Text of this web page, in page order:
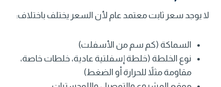
لا يوجد سعر ثابت معتمد عام لأن السعر يختلف باختلاف:
السماكة (كم سم من الأسفلت)
نوع الخلطة (خلطة إسفلتية عادية، خلطات خاصة،
مقاومة مثلاً للحرارة أو الضغط)